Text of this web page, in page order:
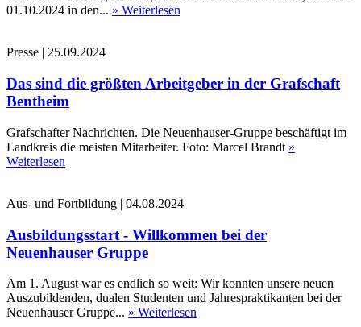
01.10.2024 in den... » Weiterlesen
Presse | 25.09.2024
Das sind die größten Arbeitgeber in der Grafschaft
Bentheim
Grafschafter Nachrichten. Die Neuenhauser-Gruppe beschäftigt im
Landkreis die meisten Mitarbeiter. Foto: Marcel Brandt »
Weiterlesen
Aus- und Fortbildung | 04.08.2024
Ausbildungsstart - Willkommen bei der
Neuenhauser Gruppe
Am 1. August war es endlich so weit: Wir konnten unsere neuen
Auszubildenden, dualen Studenten und Jahrespraktikanten bei der
Neuenhauser Gruppe... » Weiterlesen